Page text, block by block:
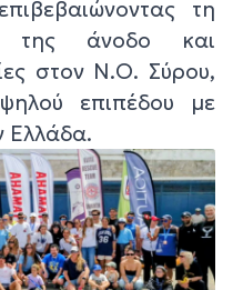
τη
της άνοδο και
στον Ν.Ο. Σύρου,
επιπέδου με
Ελλάδα.